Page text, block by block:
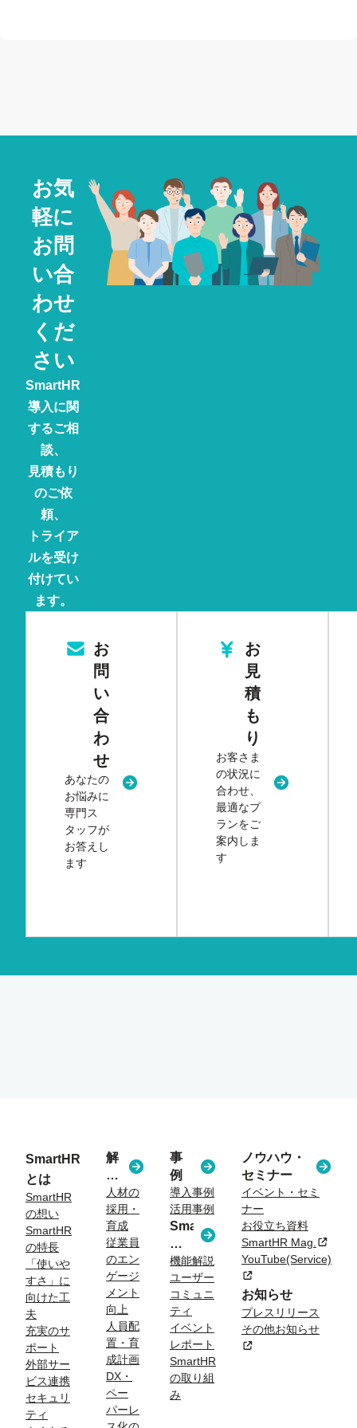
お気
軽に
お問
い合
わせ
くだ
さい
SmartHR
導入に関
するご相
談、
見積もり
のご依
頼、
トライア
ルを受け
付けてい
ます。
お
問
い
合
わ
せ
あなたの
お悩みに
専門ス
タッフが
お答えし
ます
新規タブまたはウィンドウで開く
お
見
積
も
り
お客さま
の状況に
合わせ、
最適なプ
ランをご
案内しま
す
新規タブま
SmartHR
とは
SmartHR
の想い
SmartHR
の特長
「使いや
すさ」に
向けた工
夫
充実のサ
ポート
外部サー
ビス連携
セキュリ
ティ
解
決
す
る
課
題
人材の
採用・
育成
従業員
のエン
ゲージ
メント
向上
人員配
置・育
成計画
DX・
ペー
パーレ
事
例
導入事例
活用事例
SmartHR
コ
ラ
ム
機能解説
ユーザー
コミュニ
ティ
イベント
レポート
SmartHR
の取り組
み
ノウハウ・
セミナー
イベント・セミ
ナー
お役立ち資料
SmartHR Mag. 新規タ
YouTube(Service)
新規タブまたはウィン
お知らせ
プレスリリース
その他お知らせ
新規タブまたはウィン